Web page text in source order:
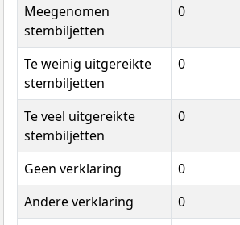
Meegenomen
stembiljetten
0
Te weinig uitgereikte
stembiljetten
0
Te veel uitgereikte
stembiljetten
0
Geen verklaring
0
Andere verklaring
0